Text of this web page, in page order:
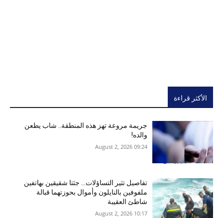
الأكثر قراءة
جريمة مروعة تهز هذه المنطقة.. شاب يطعن
والده!
09:24 2026 ,August 2
تفاصيل تثير التساؤلات… جثتا شقيقين بهاتفين
ملفوفين بالنايلون وأموال بحوزتهما قبالة
شاطئ العقيبة
10:17 2026 ,August 2